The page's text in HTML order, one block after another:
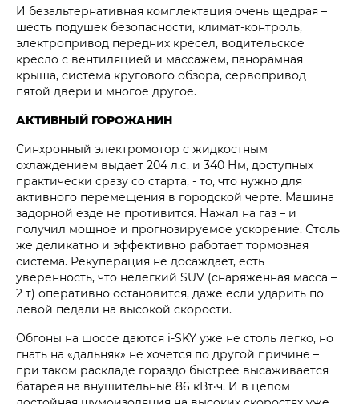
И безальтернативная комплектация очень щедрая –
шесть подушек безопасности, климат-контроль,
электропривод передних кресел, водительское
кресло с вентиляцией и массажем, панорамная
крыша, система кругового обзора, сервопривод
пятой двери и многое другое.
АКТИВНЫЙ ГОРОЖАНИН
Синхронный электромотор с жидкостным
охлаждением выдает 204 л.с. и 340 Нм, доступных
практически сразу со старта, - то, что нужно для
активного перемещения в городской черте. Машина
задорной езде не противится. Нажал на газ – и
получил мощное и прогнозируемое ускорение. Столь
же деликатно и эффективно работает тормозная
система. Рекуперация не досаждает, есть
уверенность, что нелегкий SUV (снаряженная масса –
2 т) оперативно остановится, даже если ударить по
левой педали на высокой скорости.
Обгоны на шоссе даются i‑SKY уже не столь легко, но
гнать на «дальняк» не хочется по другой причине –
при таком раскладе гораздо быстрее высаживается
батарея на внушительные 86 кВт·ч. И в целом